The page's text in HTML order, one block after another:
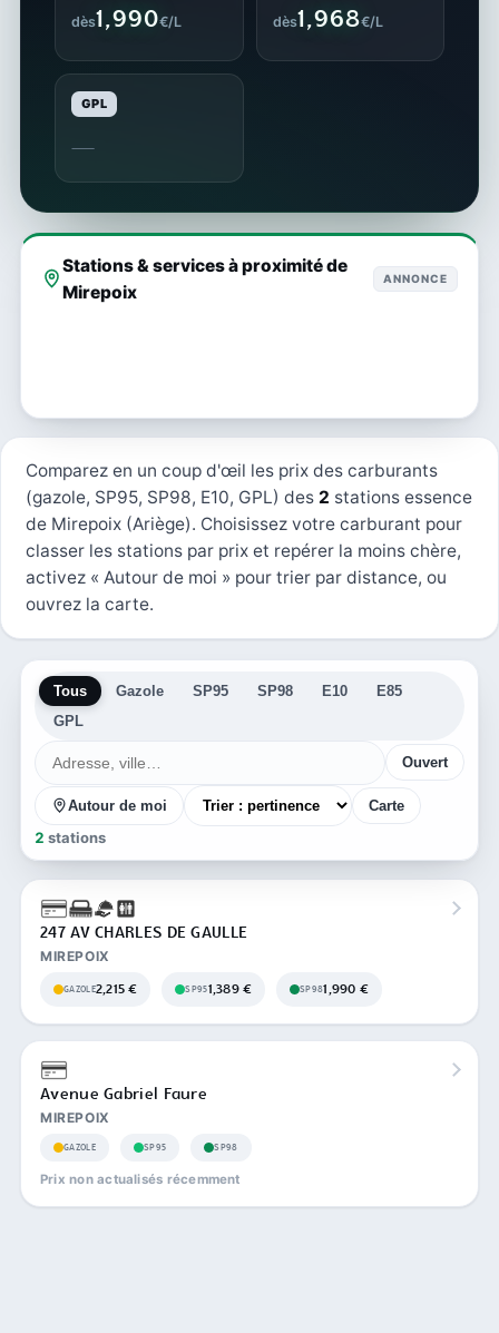
dès1,990€/L dès1,968€/L
GPL
—
Stations & services à proximité de
Mirepoix
ANNONCE
Comparez en un coup d'œil les prix des carburants
(gazole, SP95, SP98, E10, GPL) des 2 stations essence
de Mirepoix (Ariège). Choisissez votre carburant pour
classer les stations par prix et repérer la moins chère,
activez « Autour de moi » pour trier par distance, ou
ouvrez la carte.
Tous Gazole SP95 SP98 E10
E85
GPL
Ouvert
Autour de moi Carte
2 stations
247 AV CHARLES DE GAULLE
MIREPOIX
GAZOLE2,215 € SP951,389 € SP981,990 €
Avenue Gabriel Faure
MIREPOIX
GAZOLE SP95 SP98
Prix non actualisés récemment